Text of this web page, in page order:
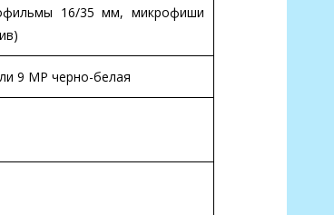
16/35 мм, микрофиши
9 MP черно-белая